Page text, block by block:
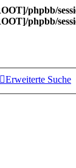
phpbb/
phpbb/
Erweiterte Suche